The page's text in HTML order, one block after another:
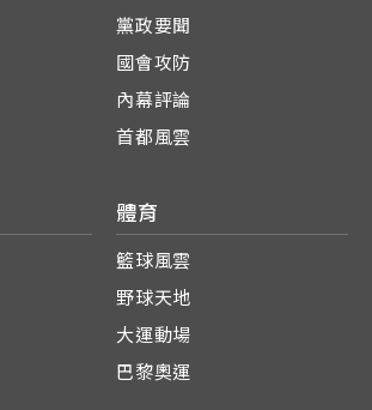
黨政要聞
國會攻防
內幕評論
首都風雲
體育
籃球風雲
野球天地
大運動場
巴黎奧運